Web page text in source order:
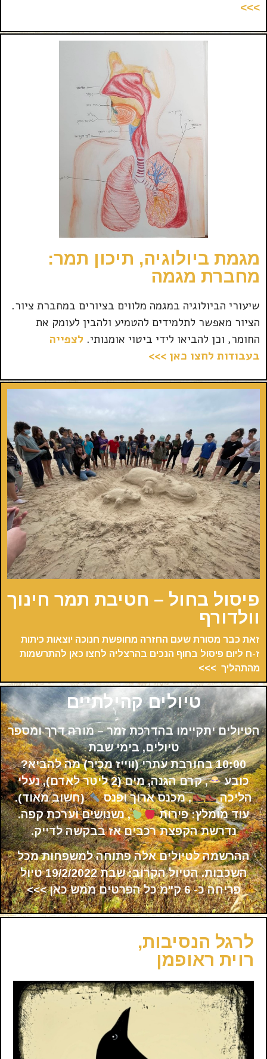
>>>
מגמת ביולוגיה, תיכון תמר:
מחברת מגמה
שיעורי הביולוגיה במגמה מלווים בציורים במחברת ציור.
הציור מאפשר לתלמידים להטמיע ולהבין לעומק את
החומר, וכן להביאו לידי ביטוי אומנותי. לצפייה
בעבודות לחצו כאן >>>
פיסול בחול – חטיבת תמר חינוך
וולדורף
זאת כבר מסורת שעם החזרה מחופשת חנוכה יוצאות כיתות
ז-ח ליום פיסול בחוף הנכים בהרצליה לחצו כאן להתרשמות
מהתהליך >>>
טיולים קהילתיים
הטיולים יתקיימו בהדרכתזמר – מורה דרך ומספר
טיולים, בימי שבת
10:00 בחורבת עתרי (ווייז מכיר)
מה להביא?
כובע
, קרם הגנה, מים (2 ליטר לאדם), נעלי
הליכה
, מכנס ארוך ופנס
(חשוב מאוד).
עוד מומלץ: פירות
, נשנושים וערכת קפה.
נדרשת הקפצת רכבים אז בבקשה לדייק.
ההרשמה לטיולים אלה פתוחה למשפחות מכל
השכבות. הטיול הקרוב:
שבת 19/2/2022 טיול
פריחה כ- 6 ק"מ
כל הפרטים ממש כאן >>>
לרגל הנסיבות,
רוית ראופמן